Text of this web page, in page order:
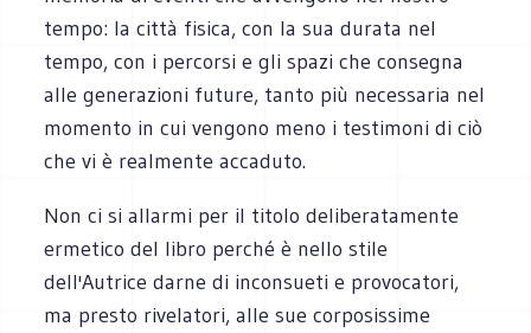
tempo: la città fisica, con la sua durata nel
tempo, con i percorsi e gli spazi che consegna
alle generazioni future, tanto più necessaria nel
momento in cui vengono meno i testimoni di ciò
che vi è realmente accaduto.
Non ci si allarmi per il titolo deliberatamente
ermetico del libro perché è nello stile
dell'Autrice darne di inconsueti e provocatori,
ma presto rivelatori, alle sue corposissime